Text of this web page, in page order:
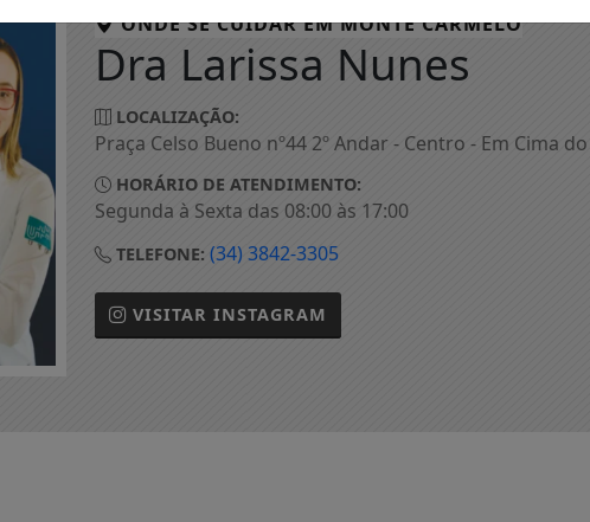
ONDE SE CUIDAR EMMONTE CARMELO
Dra Larissa Nunes
LOCALIZAÇÃO:
Praça Celso Bueno nº44 2º Andar - Centro - Em Cima
HORÁRIO DE ATENDIMENTO:
Segunda à Sexta das 08:00 às 17:00
TELEFONE: (34) 3842-3305
VISITAR INSTAGRAM